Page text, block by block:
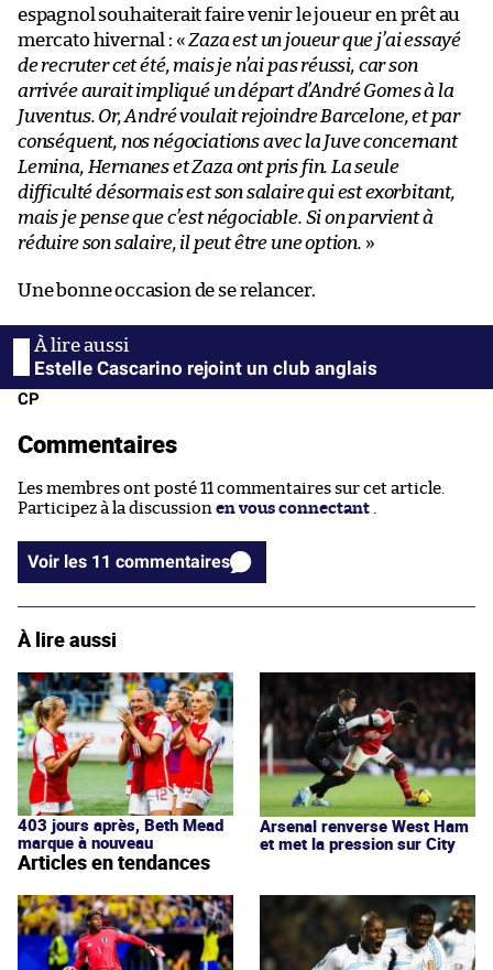
espagnol souhaiterait faire venir le joueur en prêt au
mercato hivernal : «Zaza est un joueur que j’ai essayé
de recruter cet été, mais je n’ai pas réussi, car son
arrivée aurait impliqué un départ d’André Gomes à la
Juventus. Or, André voulait rejoindre Barcelone, et par
conséquent, nos négociations avec la Juve concernant
Lemina, Hernanes et Zaza ont pris fin. La seule
difficulté désormais est son salaire qui est exorbitant,
mais je pense que c’est négociable. Si on parvient à
réduire son salaire, il peut être une option. »
Une bonne occasion de se relancer.
Estelle Cascarino rejoint un club anglais
CP
Commentaires
Les membres ont posté 11 commentaires sur cet article.
Participez à la discussion en vous connectant
Voir les 11 commentaires
À lire aussi
403 jours après, Beth Mead
marque à nouveau
Arsenal renverse West Ham
et met la pression sur City
Articles en tendances